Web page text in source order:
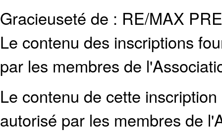
Gracieuseté de : RE/MAX
Le contenu des inscriptions
par les membres de
Le contenu de cette
autorisé par les membres de